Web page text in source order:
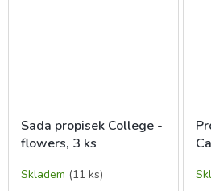
Sada propisek College -
flowers, 3 ks
Skladem (11 ks)